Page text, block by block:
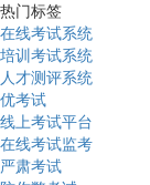
热门标签
在线考试系统
培训考试系统
人才测评系统
优考试
线上考试平台
在线考试监考
严肃考试